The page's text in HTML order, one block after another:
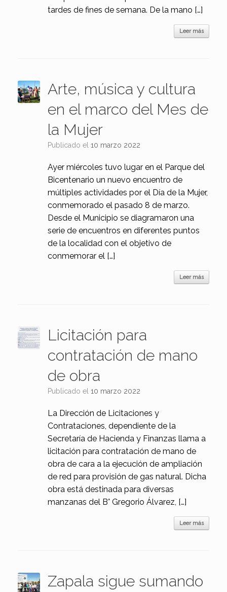
tardes de fines de semana. De la mano […]
Leer más
Arte, música y cultura
en el marco del Mes de
la Mujer
Publicado el 10 marzo 2022
Ayer miércoles tuvo lugar en el Parque del
Bicentenario un nuevo encuentro de
múltiples actividades por el Día de la Mujer,
conmemorado el pasado 8 de marzo.
Desde el Municipio se diagramaron una
serie de encuentros en diferentes puntos
de la localidad con el objetivo de
conmemorar el […]
Leer más
Licitación para
contratación de mano
de obra
Publicado el 10 marzo 2022
La Dirección de Licitaciones y
Contrataciones, dependiente de la
Secretaría de Hacienda y Finanzas llama a
licitación para contratación de mano de
obra de cara a la ejecución de ampliación
de red para provisión de gas natural. Dicha
obra está destinada para diversas
manzanas del B° Gregorio Álvarez, […]
Leer más
Zapala sigue sumando